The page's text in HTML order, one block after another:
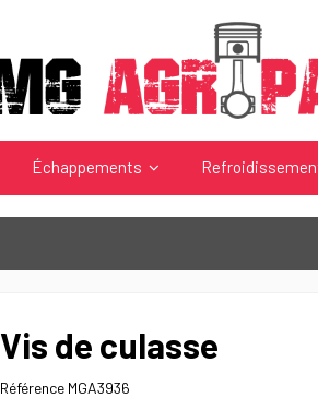
Échappements
Vis de culasse
Référence MGA3936